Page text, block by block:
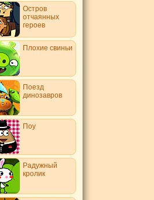
Остров
отчаянных
героев
Плохие свиньи
Поезд
динозавров
Поу
Радужный
кролик